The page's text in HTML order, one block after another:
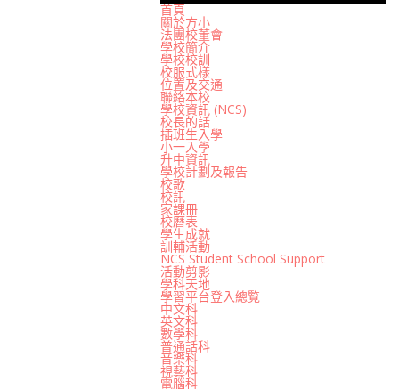
首頁
關於方小
法團校董會
學校簡介
學校校訓
校服式樣
位置及交通
聯絡本校
學校資訊 (NCS)
校長的話
插班生入學
小一入學
升中資訊
學校計劃及報告
校歌
校訊
家課冊
校曆表
學生成就
訓輔活動
NCS Student School Support
活動剪影
學科天地
學習平台登入總覧
中文科
英文科
數學科
普通話科
音樂科
視藝科
電腦科